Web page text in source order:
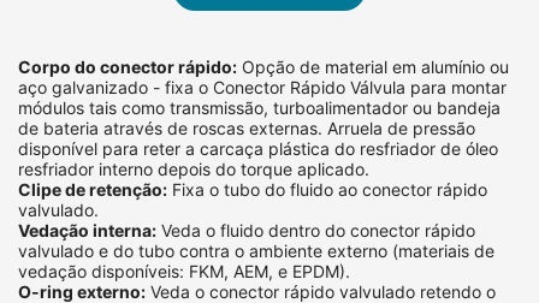
Corpo do conector rápido: Opção de material em alumínio ou
aço galvanizado - fixa o Conector Rápido Válvula para montar
módulos tais como transmissão, turboalimentador ou bandeja
de bateria através de roscas externas. Arruela de pressão
disponível para reter a carcaça plástica do resfriador de óleo
resfriador interno depois do torque aplicado.
Clipe de retenção: Fixa o tubo do fluido ao conector rápido
valvulado.
Vedação interna: Veda o fluido dentro do conector rápido
valvulado e do tubo contra o ambiente externo (materiais de
vedação disponíveis: FKM, AEM, e EPDM).
O-ring externo: Veda o conector rápido valvulado retendo o